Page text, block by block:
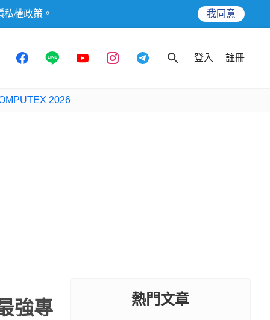
私權政策 。 我同意
登入 註冊
2026
強專
熱門文章